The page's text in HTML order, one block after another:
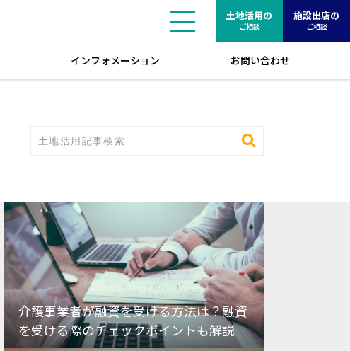
土地活用の
ご相談
施設出店の
ご相談
インフォメーション お問い合わせ
介護事業者が融資を受ける方法は？融資
を受ける際のチェックポイントも解説